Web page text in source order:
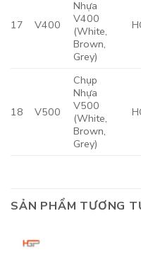
17 V400
Nhựa
V400
(White,
Brown,
Grey)
18 V500
Chụp
Nhựa
V500
(White,
Brown,
Grey)
SẢN PHẨM TƯƠNG